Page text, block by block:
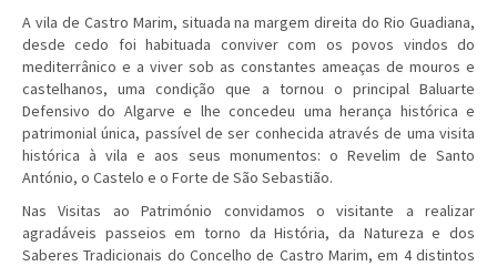
A vila de Castro Marim, situada na margem direita do Rio Guadiana,
desde cedo foi habituada conviver com os povos vindos do
mediterrânico e a viver sob as constantes ameaças de mouros e
castelhanos, uma condição que a tornou o principal Baluarte
Defensivo do Algarve e lhe concedeu uma herança histórica e
patrimonial única, passível de ser conhecida através de uma visita
histórica à vila e aos seus monumentos: o Revelim de Santo
António, o Castelo e o Forte de São Sebastião.
Nas Visitas ao Património convidamos o visitante a realizar
agradáveis passeios em torno da História, da Natureza e dos
Saberes Tradicionais do Concelho de Castro Marim, em 4 distintos